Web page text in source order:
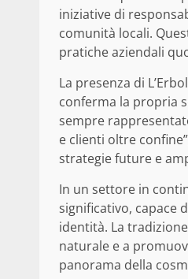
iniziative di
comunità locali.
pratiche aziendali
La presenza di
conferma la propria
sempre
e clienti oltre
strategie future e
In un settore in
significativo, capace
identità. La
naturale e a
panorama della